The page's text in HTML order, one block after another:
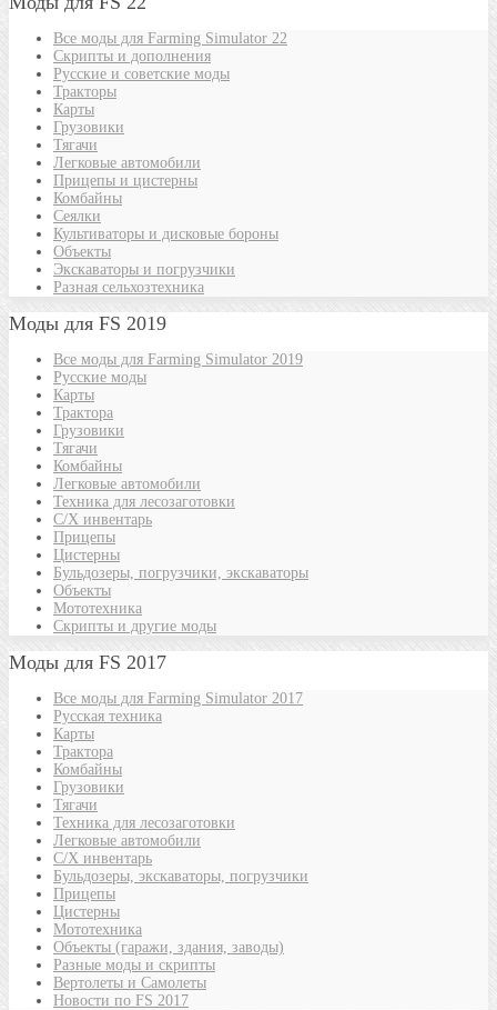
Все моды для Farming Simulator 22
Скрипты и дополнения
Русские и советские моды
Тракторы
Карты
Грузовики
Тягачи
Легковые автомобили
Прицепы и цистерны
Комбайны
Сеялки
Культиваторы и дисковые бороны
Объекты
Экскаваторы и погрузчики
Разная сельхозтехника
Моды для FS 2019
Все моды для Farming Simulator 2019
Русские моды
Карты
Трактора
Грузовики
Тягачи
Комбайны
Легковые автомобили
Техника для лесозаготовки
С/Х инвентарь
Прицепы
Цистерны
Бульдозеры, погрузчики, экскаваторы
Объекты
Мототехника
Скрипты и другие моды
Моды для FS 2017
Все моды для Farming Simulator 2017
Русская техника
Карты
Трактора
Комбайны
Грузовики
Тягачи
Техника для лесозаготовки
Легковые автомобили
С/Х инвентарь
Бульдозеры, экскаваторы, погрузчики
Прицепы
Цистерны
Мототехника
Объекты (гаражи, здания, заводы)
Разные моды и скрипты
Вертолеты и Самолеты
Новости по FS 2017